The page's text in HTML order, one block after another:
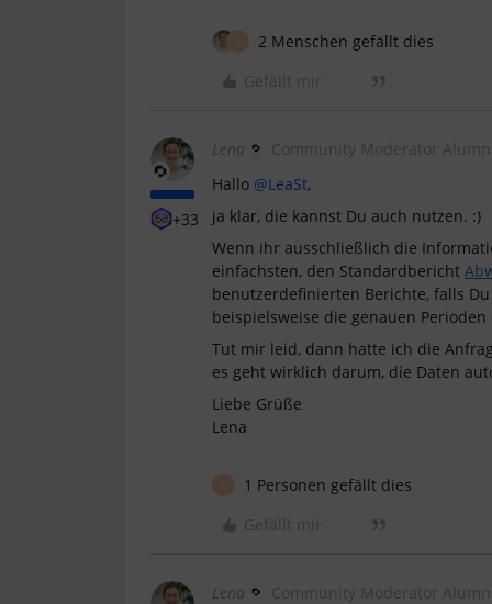
2 Menschen gefällt dies
Gefällt mir
+33
Lena Community Moderator Alumni
Hallo @LeaSt,
ja klar, die kannst Du auch nutzen. :)
Wenn ihr ausschließlich die
einfachsten, den Standardbericht
benutzerdefinierten Berichte, falls
beispielsweise die genauen
Tut mir leid, dann hatte ich die
es geht wirklich darum, die Daten
Liebe Grüße
Lena
1 Personen gefällt dies
Gefällt mir
Lena Community Moderator Alumni